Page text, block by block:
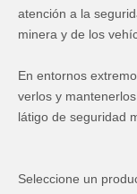
atención a la
minera y de los
En entornos
verlos y
látigo de seguridad
Seleccione un